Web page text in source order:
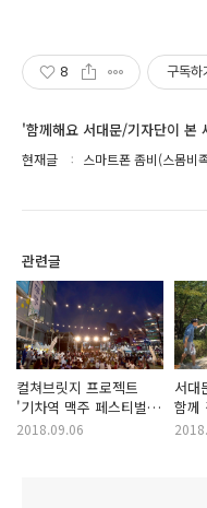
8 구독하
'함께해요 서대문/기자단이 본
현재글 스마트폰 좀비(스몸비
관련글
컬쳐브릿지 프로젝트
'기차역 맥주 페스티벌'
후기! 소확행이란
2018.09.06
서대
함께
서울